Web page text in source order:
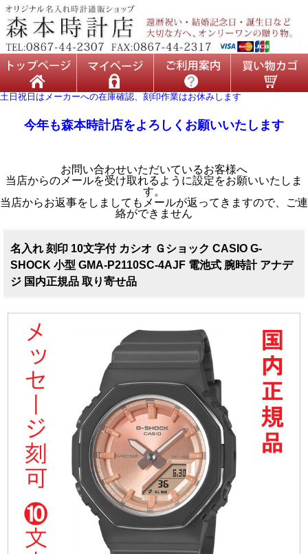
土日祝日はメーカーへの在庫確認、刻印作業はお休みします
今年も森本時計店をよろしくお願いいたします
お問い合わせいただいているお客様へ
当店からのメールを受け取れるように設定をお願いいたしま
す。
当店からお返事をしましてもメールが返ってきますので、ご連
絡ができません
名入れ 刻印 10文字付 カシオ Ｇショック CASIO G-
SHOCK 小型 GMA-P2110SC-4AJF 電池式 腕時計 アナデ
ジ 国内正規品 取り寄せ品